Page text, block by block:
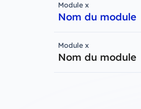
Module x
Nom du module
Module x
Nom du module